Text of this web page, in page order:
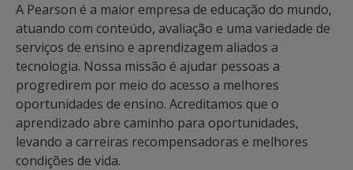
A Pearson é a maior empresa de educação do mundo,
atuando com conteúdo, avaliação e uma variedade de
serviços de ensino e aprendizagem aliados a
tecnologia. Nossa missão é ajudar pessoas a
progredirem por meio do acesso a melhores
oportunidades de ensino. Acreditamos que o
aprendizado abre caminho para oportunidades,
levando a carreiras recompensadoras e melhores
condições de vida.